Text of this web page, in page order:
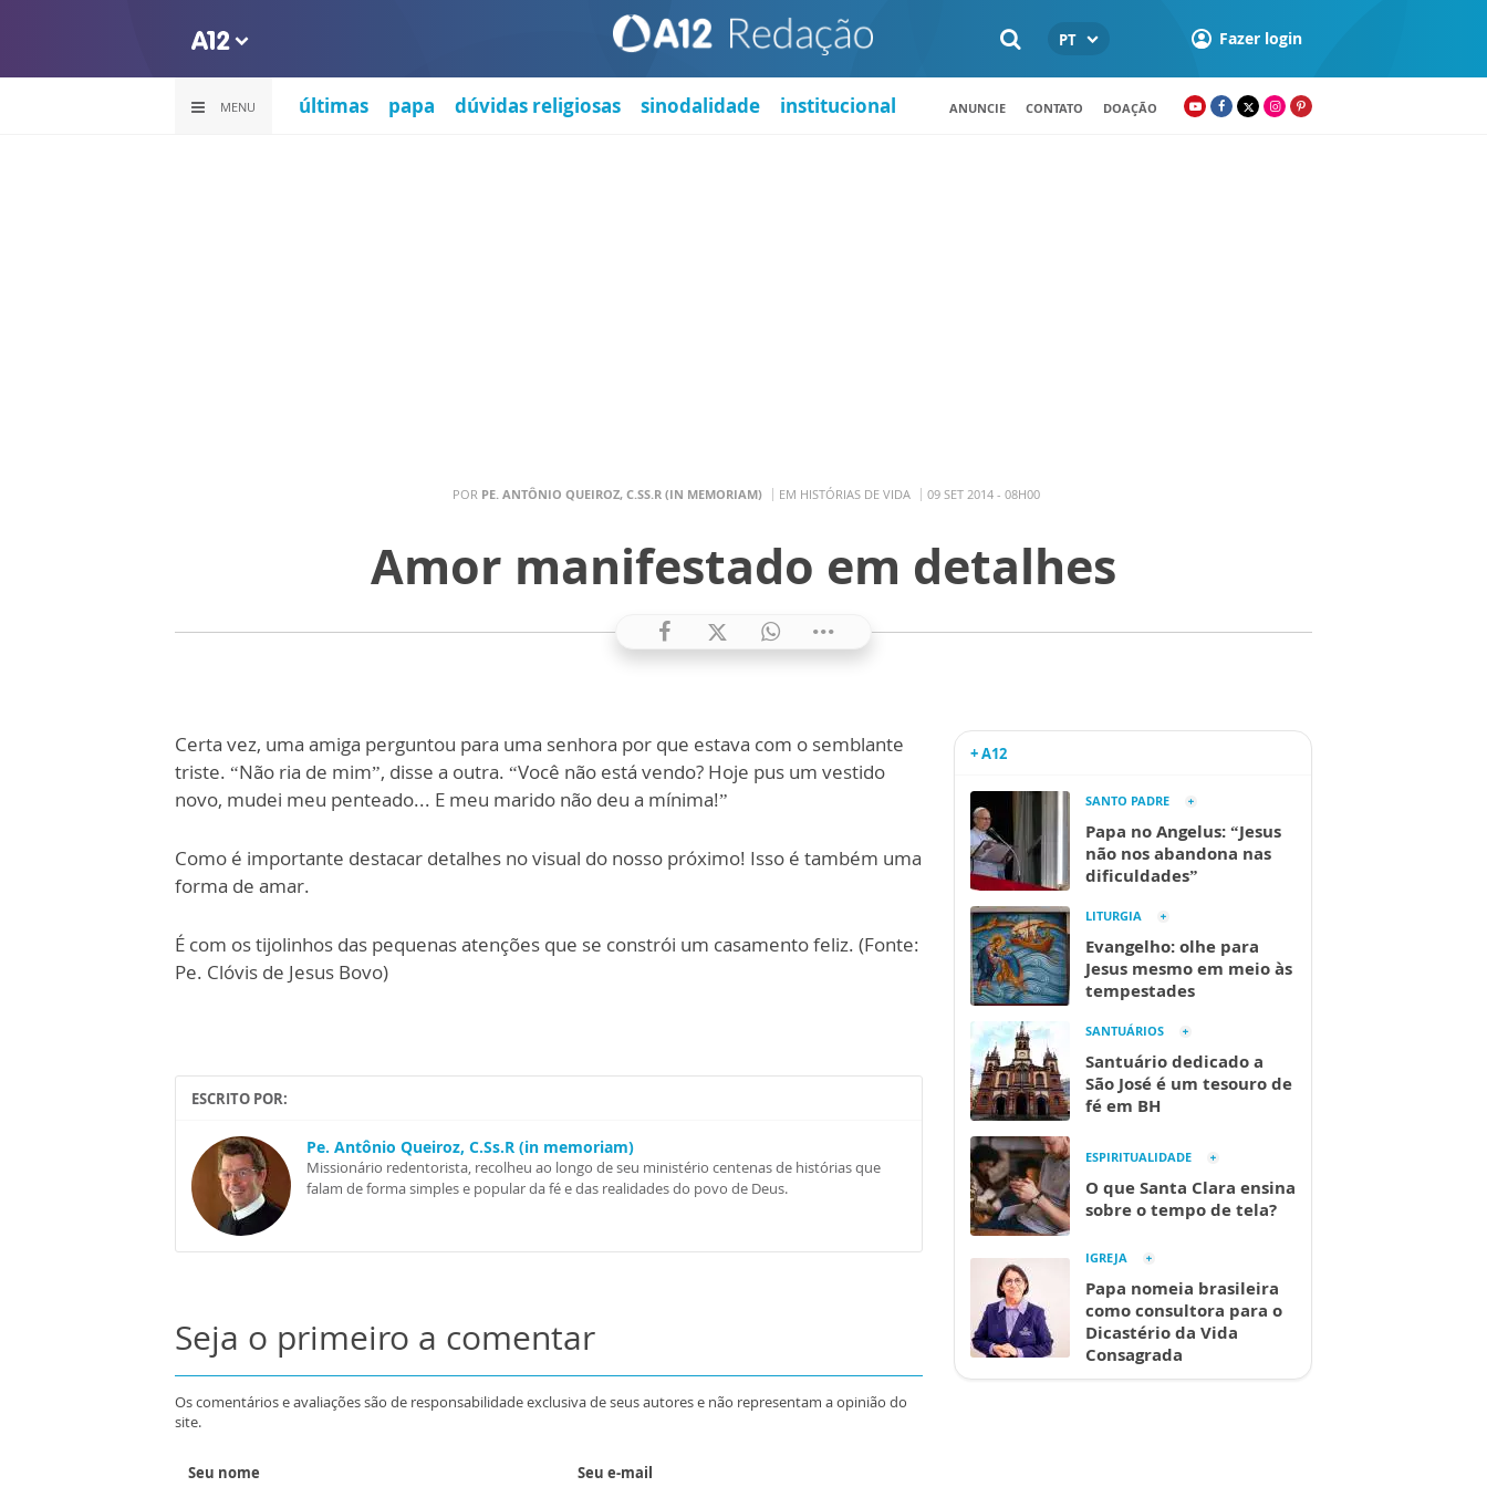
PT Fazer login
MENU últimas papa dúvidas religiosas sinodalidade institucional ANUNCIE CONTATO DOAÇÃO
POR PE. ANTÔNIO QUEIROZ, C.SS.R (IN MEMORIAM) EM HISTÓRIAS DE VIDA 09 SET 2014 - 08H00
Amor manifestado em detalhes
Certa vez, uma amiga perguntou para uma senhora por que estava com o semblante
triste. “Não ria de mim”, disse a outra. “Você não está vendo? Hoje pus um vestido
novo, mudei meu penteado... E meu marido não deu a mínima!”
Como é importante destacar detalhes no visual do nosso próximo! Isso é também uma
forma de amar.
É com os tijolinhos das pequenas atenções que se constrói um casamento feliz. (Fonte:
Pe. Clóvis de Jesus Bovo)
ESCRITO POR:
Pe. Antônio Queiroz, C.Ss.R (in memoriam)
Missionário redentorista, recolheu ao longo de seu ministério centenas de histórias que
falam de forma simples e popular da fé e das realidades do povo de Deus.
Seja o primeiro a comentar
Os comentários e avaliações são de responsabilidade exclusiva de seus autores e não representam a opinião do
site.
Seu nome Seu e-mail
+ A12
SANTO PADRE
Papa no Angelus: “Jesus
não nos abandona nas
dificuldades”
LITURGIA
Evangelho: olhe para
Jesus mesmo em meio às
tempestades
SANTUÁRIOS
Santuário dedicado a
São José é um tesouro de
fé em BH
ESPIRITUALIDADE
O que Santa Clara ensina
sobre o tempo de tela?
IGREJA
Papa nomeia brasileira
como consultora para o
Dicastério da Vida
Consagrada